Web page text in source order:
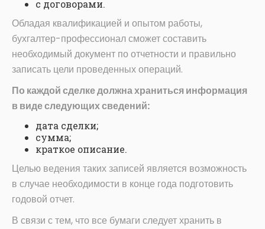
с договорами.
Обладая квалификацией и опытом работы,
бухгалтер-профессионал сможет составить
необходимый документ по отчетности и правильно
записать цели проведенных операций.
По каждой сделке должна храниться информация
в виде следующих сведений:
дата сделки;
сумма;
краткое описание.
Целью ведения таких записей является возможность
в случае необходимости в конце года подготовить
годовой отчет.
В связи с тем, что все бумаги следует хранить в